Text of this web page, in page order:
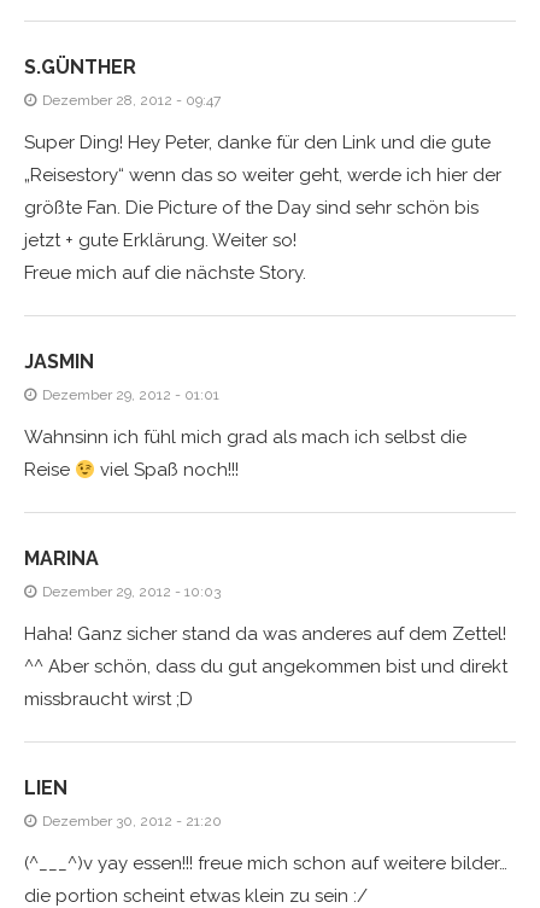
S.GÜNTHER
Dezember 28, 2012 - 09:47
Super Ding! Hey Peter, danke für den Link und die gute
„Reisestory“ wenn das so weiter geht, werde ich hier der
größte Fan. Die Picture of the Day sind sehr schön bis
jetzt + gute Erklärung. Weiter so!
Freue mich auf die nächste Story.
JASMIN
Dezember 29, 2012 - 01:01
Wahnsinn ich fühl mich grad als mach ich selbst die
Reise
viel Spaß noch!!!
MARINA
Dezember 29, 2012 - 10:03
Haha! Ganz sicher stand da was anderes auf dem Zettel!
^^ Aber schön, dass du gut angekommen bist und direkt
missbraucht wirst ;D
LIEN
Dezember 30, 2012 - 21:20
(^___^)v yay essen!!! freue mich schon auf weitere bilder…
die portion scheint etwas klein zu sein :/